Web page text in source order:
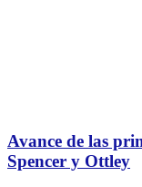
Avance de las
Spencer y Ottley